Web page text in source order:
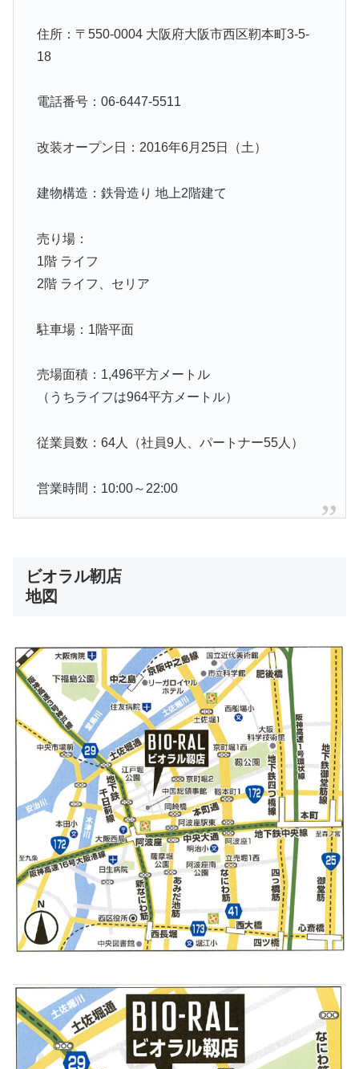
住所：〒550-0004 大阪府大阪市西区靭本町3-5-
18
電話番号：06-6447-5511
改装オープン日：2016年6月25日（土）
建物構造：鉄骨造り 地上2階建て
売り場：
1階 ライフ
2階 ライフ、セリア
駐車場：1階平面
売場面積：1,496平方メートル
（うちライフは964平方メートル）
従業員数：64人（社員9人、パートナー55人）
営業時間：10:00～22:00
ビオラル靭店
地図